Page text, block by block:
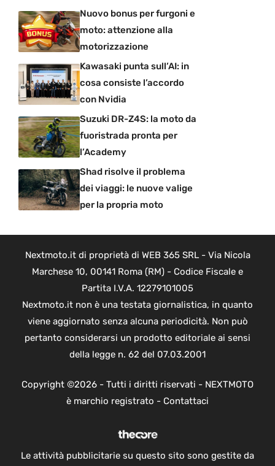
Nuovo bonus per furgoni e
moto: attenzione alla
motorizzazione
Kawasaki punta sull’AI: in
cosa consiste l’accordo
con Nvidia
Suzuki DR-Z4S: la moto da
fuoristrada pronta per
l’Academy
Shad risolve il problema
dei viaggi: le nuove valige
per la propria moto
Nextmoto.it di proprietà di WEB 365 SRL - Via Nicola
Marchese 10, 00141 Roma (RM) - Codice Fiscale e
Partita I.V.A. 12279101005
Nextmoto.it non è una testata giornalistica, in quanto
viene aggiornato senza alcuna periodicità. Non può
pertanto considerarsi un prodotto editoriale ai sensi
della legge n. 62 del 07.03.2001
Copyright ©2026 - Tutti i diritti riservati - NEXTMOTO
è marchio registrato - Contattaci
Le attività pubblicitarie su questo sito sono gestite da